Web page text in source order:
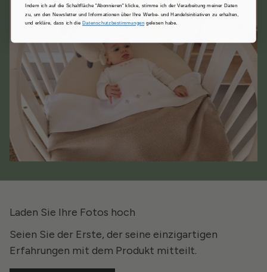
Laden Sie Ihre Fotos hoch
Seien Sie der Erste, der seine einzigartigen
Erfahrungen mit dem Produkt mitteilt.
Indem ich auf die Schaltfläche "Abonnieren" klicke, stimme ich der Verarbeitung meiner Daten
zu, um den Newsletter und Informationen über Ihre Werbe- und Handelsinitiativen zu erhalten,
und erkläre, dass ich dieDatenschutzbestimmungen gelesen habe.